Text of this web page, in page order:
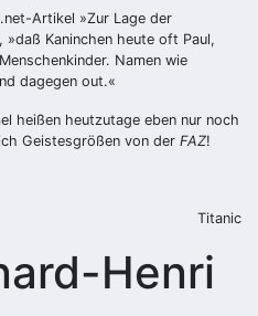
Artikel »Zur Lage der
»daß Kaninchen heute oft Paul,
Namen wie
dagegen out.«
heißen heutzutage eben nur noch
Geistesgrößen von der FAZ!
Titanic
Henri